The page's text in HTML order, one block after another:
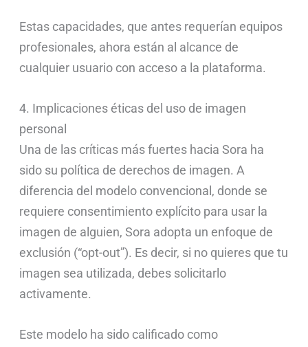
Estas capacidades, que antes requerían equipos
profesionales, ahora están al alcance de
cualquier usuario con acceso a la plataforma.
4. Implicaciones éticas del uso de imagen
personal
Una de las críticas más fuertes hacia Sora ha
sido su política de derechos de imagen. A
diferencia del modelo convencional, donde se
requiere consentimiento explícito para usar la
imagen de alguien, Sora adopta un enfoque de
exclusión (“opt-out”). Es decir, si no quieres que tu
imagen sea utilizada, debes solicitarlo
activamente.
Este modelo ha sido calificado como